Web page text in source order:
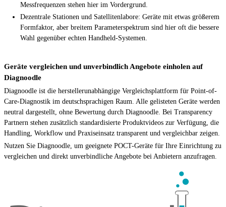
Messfrequenzen stehen hier im Vordergrund.
Dezentrale Stationen und Satellitenlabore: Geräte mit etwas größerem
Formfaktor, aber breitem Parameterspektrum sind hier oft die bessere
Wahl gegenüber echten Handheld-Systemen.
Geräte vergleichen und unverbindlich Angebote einholen auf
Diagnoodle
Diagnoodle ist die herstellerunabhängige Vergleichsplattform für Point-of-
Care-Diagnostik im deutschsprachigen Raum. Alle gelisteten Geräte werden
neutral dargestellt, ohne Bewertung durch Diagnoodle. Bei Transparency
Partnern stehen zusätzlich standardisierte Produktvideos zur Verfügung, die
Handling, Workflow und Praxiseinsatz transparent und vergleichbar zeigen.
Nutzen Sie Diagnoodle, um geeignete POCT-Geräte für Ihre Einrichtung zu
vergleichen und direkt unverbindliche Angebote bei Anbietern anzufragen.